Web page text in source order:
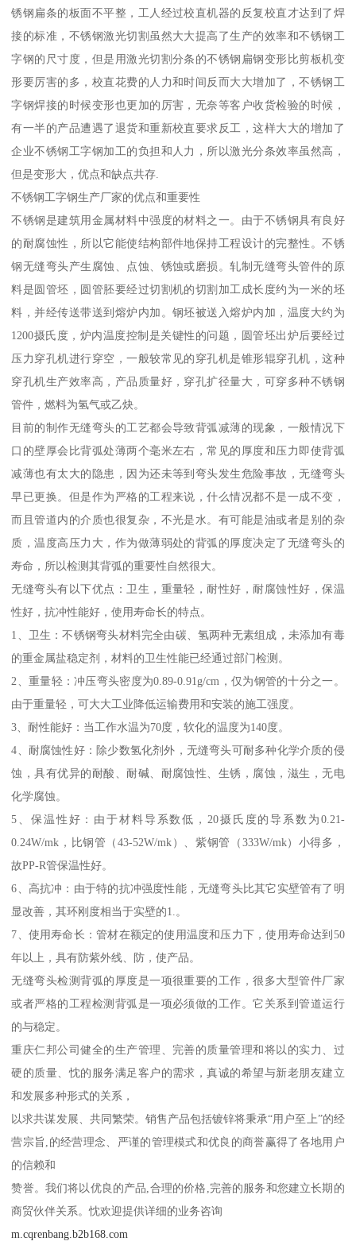
锈钢扁条的板面不平整，工人经过校直机器的反复校直才达到了焊
接的标准，不锈钢激光切割虽然大大提高了生产的效率和不锈钢工
字钢的尺寸度，但是用激光切割分条的不锈钢扁钢变形比剪板机变
形要厉害的多，校直花费的人力和时间反而大大增加了，不锈钢工
字钢焊接的时候变形也更加的厉害，无奈等客户收货检验的时候，
有一半的产品遭遇了退货和重新校直要求反工，这样大大的增加了
企业不锈钢工字钢加工的负担和人力，所以激光分条效率虽然高，
但是变形大，优点和缺点共存.
不锈钢工字钢生产厂家的优点和重要性
不锈钢是建筑用金属材料中强度的材料之一。由于不锈钢具有良好
的耐腐蚀性，所以它能使结构部件地保持工程设计的完整性。不锈
钢无缝弯头产生腐蚀、点蚀、锈蚀或磨损。轧制无缝弯头管件的原
料是圆管坯，圆管胚要经过切割机的切割加工成长度约为一米的坯
料，并经传送带送到熔炉内加。钢坯被送入熔炉内加，温度大约为
1200摄氏度，炉内温度控制是关键性的问题，圆管坯出炉后要经过
压力穿孔机进行穿空，一般较常见的穿孔机是锥形辊穿孔机，这种
穿孔机生产效率高，产品质量好，穿孔扩径量大，可穿多种不锈钢
管件，燃料为氢气或乙炔。
目前的制作无缝弯头的工艺都会导致背弧减薄的现象，一般情况下
口的壁厚会比背弧处薄两个毫米左右，常见的厚度和压力即使背弧
减薄也有太大的隐患，因为还未等到弯头发生危险事故，无缝弯头
早已更换。但是作为严格的工程来说，什么情况都不是一成不变，
而且管道内的介质也很复杂，不光是水。有可能是油或者是别的杂
质，温度高压力大，作为做薄弱处的背弧的厚度决定了无缝弯头的
寿命，所以检测其背弧的重要性自然很大。
无缝弯头有以下优点：卫生，重量轻，耐性好，耐腐蚀性好，保温
性好，抗冲性能好，使用寿命长的特点。
1、卫生：不锈钢弯头材料完全由碳、氢两种无素组成，未添加有毒
的重金属盐稳定剂，材料的卫生性能已经通过部门检测。
2、重量轻：冲压弯头密度为0.89-0.91g/cm，仅为钢管的十分之一。
由于重量轻，可大大工业降低运输费用和安装的施工强度。
3、耐性能好：当工作水温为70度，软化的温度为140度。
4、耐腐蚀性好：除少数氢化剂外，无缝弯头可耐多种化学介质的侵
蚀，具有优异的耐酸、耐碱、耐腐蚀性、生锈，腐蚀，滋生，无电
化学腐蚀。
5、保温性好：由于材料导系数低，20摄氏度的导系数为0.21-
0.24W/mk，比钢管（43-52W/mk）、紫钢管（333W/mk）小得多，
故PP-R管保温性好。
6、高抗冲：由于特的抗冲强度性能，无缝弯头比其它实壁管有了明
显改善，其环刚度相当于实壁的1.。
7、使用寿命长：管材在额定的使用温度和压力下，使用寿命达到50
年以上，具有防紫外线、防，使产品。
无缝弯头检测背弧的厚度是一项很重要的工作，很多大型管件厂家
或者严格的工程检测背弧是一项必须做的工作。它关系到管道运行
的与稳定。
重庆仁邦公司健全的生产管理、完善的质量管理和将以的实力、过
硬的质量、忱的服务满足客户的需求，真诚的希望与新老朋友建立
和发展多种形式的关系，
以求共谋发展、共同繁荣。销售产品包括镀锌将秉承“用户至上”的经
营宗旨,的经营理念、严谨的管理模式和优良的商誉赢得了各地用户
的信赖和
赞誉。我们将以优良的产品,合理的价格,完善的服务和您建立长期的
商贸伙伴关系。忱欢迎提供详细的业务咨询
m.cqrenbang.b2b168.com